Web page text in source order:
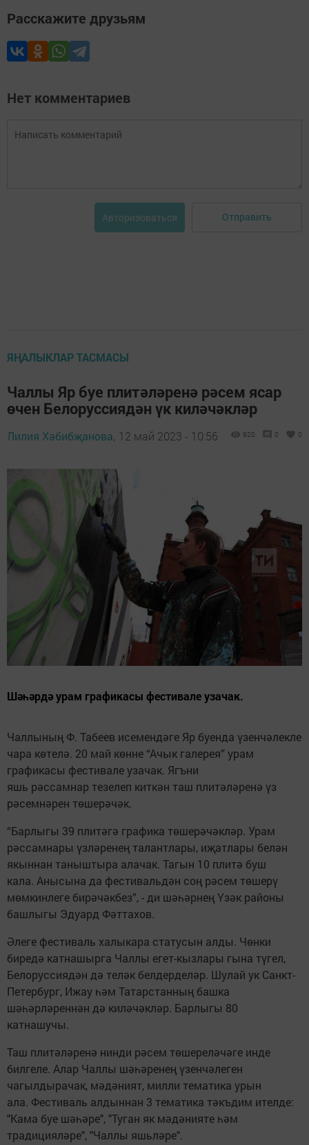
Расскажите друзьям
Нет комментариев
Авторизоваться Отправить
ЯҢАЛЫКЛАР ТАСМАСЫ
Чаллы Яр буе плитәләренә рәсем ясар
өчен Белоруссиядән үк киләчәкләр
Лилия Хәбибҗанова, 12 май 2023 - 10:56 920 0 0
Шәһәрдә урам графикасы фестивале узачак.
Чаллының Ф. Табеев исемендәге Яр буенда үзенчәлекле
чара көтелә. 20 май көнне “Ачык галерея” урам
графикасы фестивале узачак. Ягъни
яшь рәссамнар тезелеп киткән таш плитәләренә үз
рәсемнәрен төшерәчәк.
“Барлыгы 39 плитәгә графика төшерәчәкләр. Урам
рәссамнары үзләренең талантлары, иҗатлары белән
якыннан таныштыра алачак. Тагын 10 плитә буш
кала. Анысына да фестивальдән соң рәсем төшерү
мөмкинлеге бирәчәкбез”, - ди шәһәрнең Үзәк районы
башлыгы Эдуард Фәттахов.
Әлеге фестиваль халыкара статусын алды. Чөнки
биредә катнашырга Чаллы егет-кызлары гына түгел,
Белоруссиядән дә теләк белдерделәр. Шулай ук Санкт-
Петербург, Ижау һәм Татарстанның башка
шәһәрләреннән дә киләчәкләр. Барлыгы 80
катнашучы.
Таш плитәләренә нинди рәсем төшереләчәге инде
билгеле. Алар Чаллы шәһәренең үзенчәлеген
чагылдырачак, мәдәният, милли тематика урын
ала. Фестиваль алдыннан 3 тематика тәкъдим ителде:
"Кама буе шәһәре", "Туган як мәдәнияте һәм
традицияләре", "Чаллы яшьләре".